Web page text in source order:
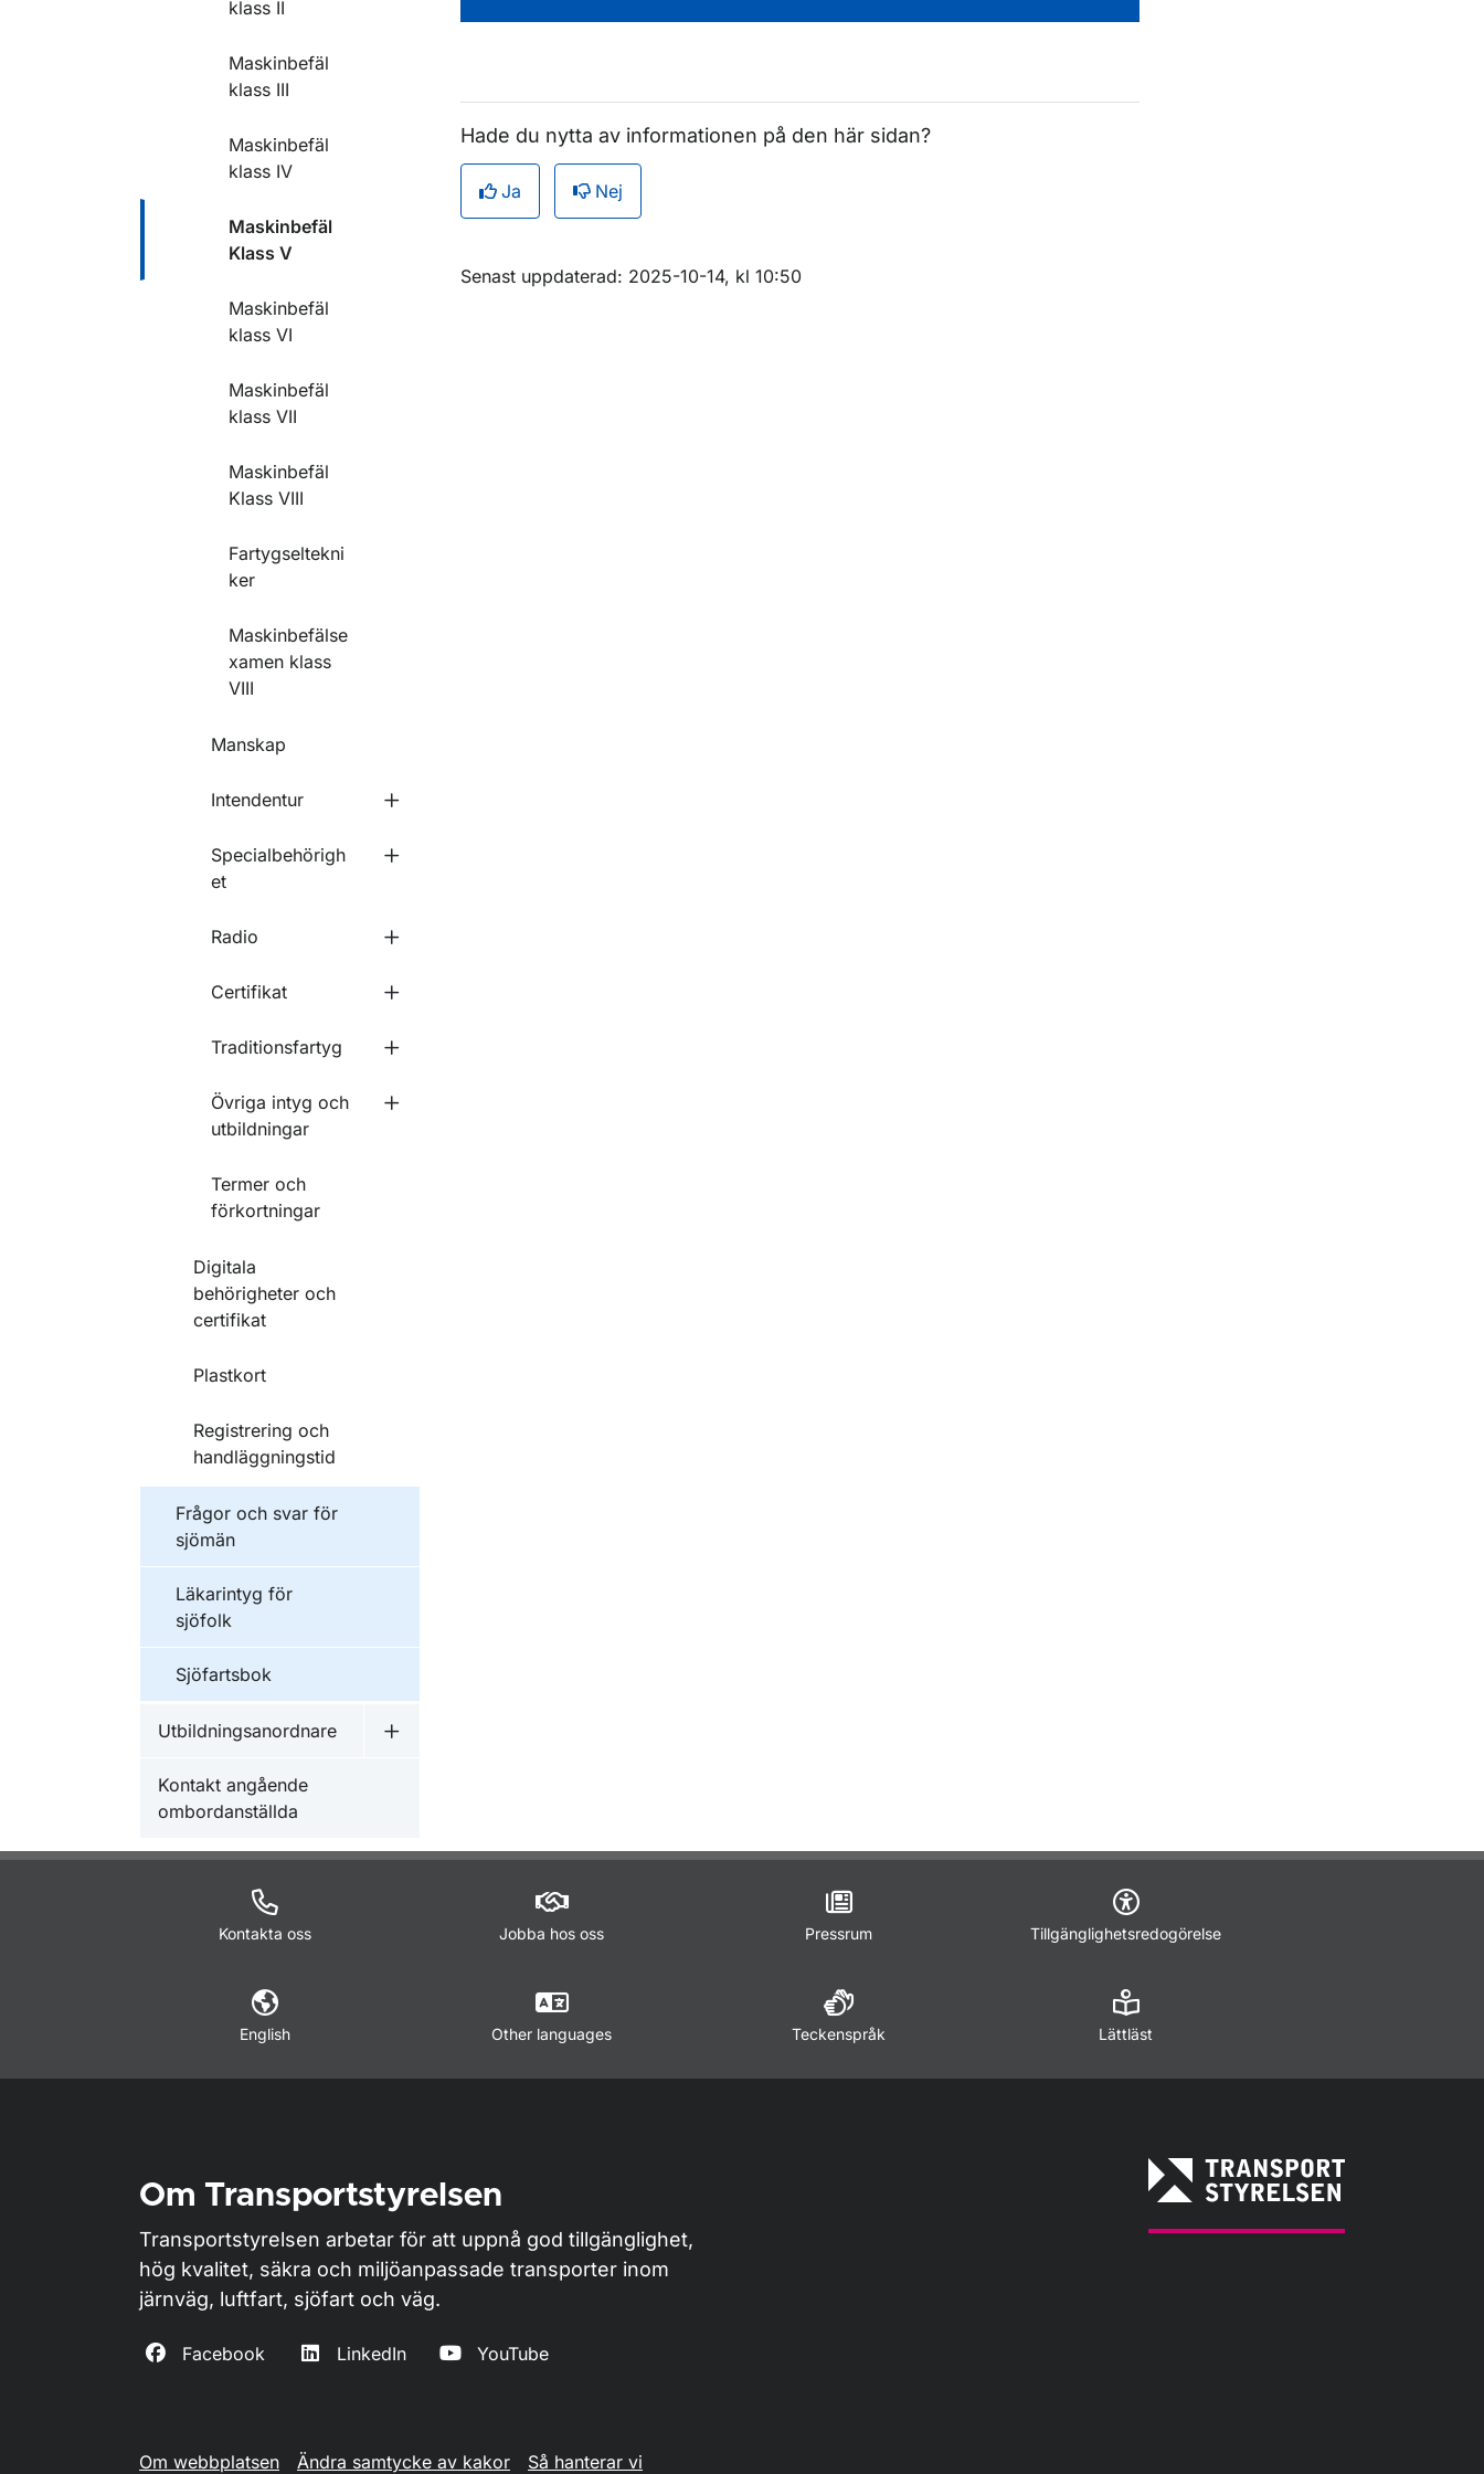
klass II
Maskinbefäl
klass III
Maskinbefäl
klass IV
Maskinbefäl
Klass V
Maskinbefäl
klass VI
Maskinbefäl
klass VII
Maskinbefäl
Klass VIII
Fartygseltekni
ker
Maskinbefälse
xamen klass
VIII
Manskap
Intendentur
Undermeny för Intendentur
Specialbehörigh
et
Undermeny för Specialbehörighet
Radio
Undermeny för Radio
Certifikat
Undermeny för Certifikat
Traditionsfartyg
Undermeny för Traditionsfartyg
Övriga intyg och
utbildningar
Undermeny för Övriga intyg och utbildningar
Termer och
förkortningar
Digitala
behörigheter och
certifikat
Plastkort
Registrering och
handläggningstid
Frågor och svar för
sjömän
Läkarintyg för
sjöfolk
Sjöfartsbok
Utbildningsanordnare
Undermeny för Utbildningsanordnare
Kontakt angående
ombordanställda
Hade du nytta av informationen på den här sidan?
Ja Nej
Om sidan
Senast uppdaterad: 2025-10-14, kl 10:50
Kontakta oss Jobba hos oss Pressrum Tillgänglighetsredogörelse
English Other languages Teckenspråk Lättläst
Om Transportstyrelsen
Transportstyrelsen arbetar för att uppnå god tillgänglighet,
hög kvalitet, säkra och miljöanpassade transporter inom
järnväg, luftfart, sjöfart och väg.
Facebook LinkedIn YouTube
Om webbplatsen Ändra samtycke av kakor Så hanterar vi